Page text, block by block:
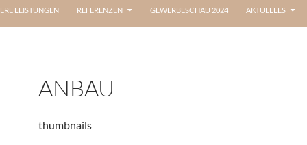
LEISTUNGEN REFERENZEN GEWERBESCHAU 2024 AKTUELLES
ANBAU
thumbnails